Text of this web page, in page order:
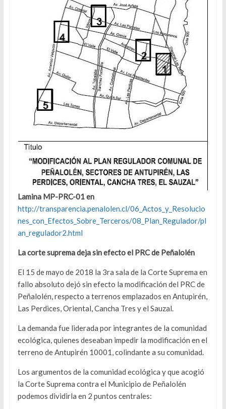
Lamina MP-PRC-01 en
http://transparencia.penalolen.cl/06_Actos_y_Resolucio
nes_con_Efectos_Sobre_Terceros/08_Plan_Regulador/pl
an_regulador2.html
La corte suprema deja sin efecto el PRC de Peñalolén
El 15 de mayo de 2018 la 3ra sala de la Corte Suprema en
fallo absoluto dejó sin efecto la modificación del PRC de
Peñalolén, respecto a terrenos emplazados en Antupirén,
Las Perdices, Oriental, Cancha Tres y el Sauzal.
La demanda fue liderada por integrantes de la comunidad
ecológica, quienes deseaban impedir la modificación en el
terreno de Antupirén 10001, colindante a su comunidad.
Los argumentos de la comunidad ecológica y que acogió
la Corte Suprema contra el Municipio de Peñalolén
podemos dividirla en 2 puntos centrales: